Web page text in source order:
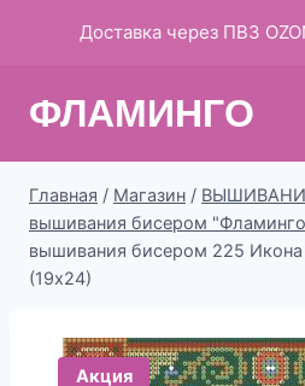
ФЛАМИНГО
Главная / Магазин /
вышивания бисером
вышивания бисером 225 Икона
(19х24)
Акция
Доставка через ПВЗ